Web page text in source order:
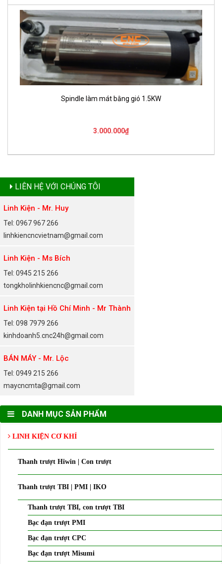
Spindle làm mát bằng gió 1.5KW
3.000.000₫
LIÊN HỆ VỚI CHÚNG TÔI
Linh Kiện - Mr. Huy
Tel: 0967 967 266
linhkiencncvietnam@gmail.com
Linh Kiện - Ms Bích
Tel: 0945 215 266
tongkholinhkiencnc@gmail.com
Linh Kiện tại Hồ Chí Minh - Mr Thành
Tel: 098 7979 266
kinhdoanh5.cnc24h@gmail.com
BÁN MÁY - Mr. Lộc
Tel: 0949 215 266
maycncmta@gmail.com
DANH MỤC SẢN PHẨM
LINH KIỆN CƠ KHÍ
Thanh trượt Hiwin | Con trượt
Thanh trượt TBI | PMI | IKO
Thanh trượt TBI, con trượt TBI
Bạc đạn trượt PMI
Bạc đạn trượt CPC
Bạc đạn trượt Misumi